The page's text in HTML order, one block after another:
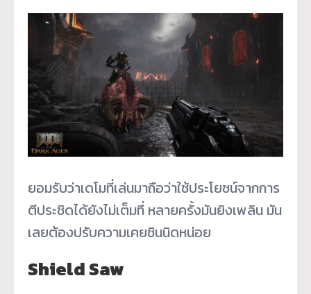
ยอมรับว่าเดโมที่เล่นมาถือว่าใช้ประโยชน์จากการ
ตีประชิดได้ยังไม่เต็มที่ หลายครั้งมันยิงเพลิน มัน
เลยต้องปรับความเคยชินนิดหน่อย
Shield Saw